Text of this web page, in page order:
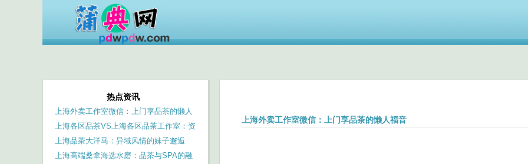
上海外卖工作室微信：上门享品茶的懒人福音
热点资讯
上海外卖工作室微信：上门享品茶的懒人
福音
上海各区品茶VS上海各区品茶工作室：资
源丰富度与专业度对比
上海品茶大洋马：异域风情的妹子邂逅
上海高端桑拿海选水磨：品茶与SPA的融